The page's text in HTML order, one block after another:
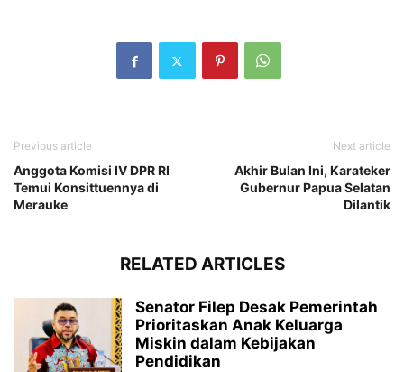
Previous article
Anggota Komisi IV DPR RI
Temui Konsittuennya di
Merauke
Next article
Akhir Bulan Ini, Karateker
Gubernur Papua Selatan
Dilantik
RELATED ARTICLES
Senator Filep Desak Pemerintah
Prioritaskan Anak Keluarga
Miskin dalam Kebijakan
Pendidikan